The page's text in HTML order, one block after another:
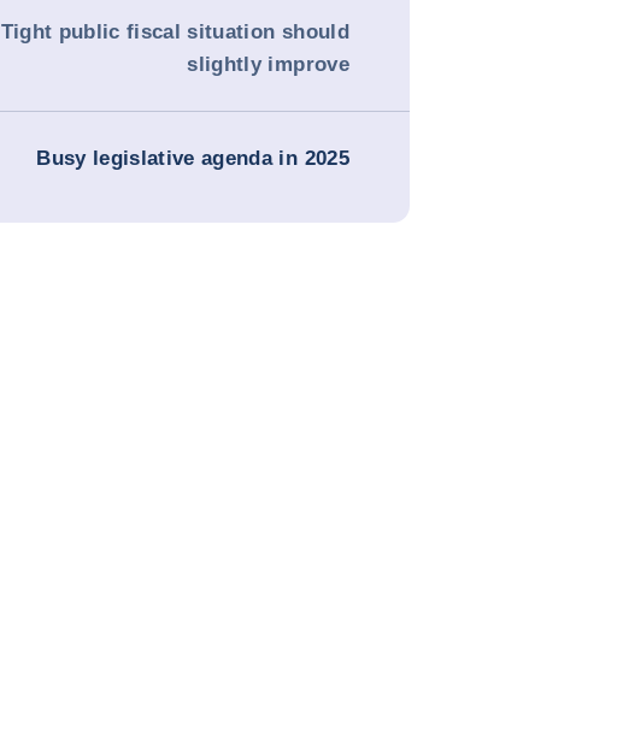
Tight public fiscal situation should
slightly improve
Busy legislative agenda in 2025